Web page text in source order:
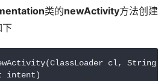
类的newActivity方法创建
下
cl, String
intent)